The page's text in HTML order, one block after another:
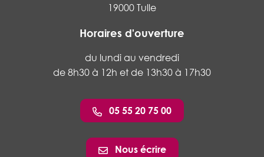
19000 Tulle
Horaires d'ouverture
du lundi au vendredi
de 8h30 à 12h et de 13h30 à 17h30
05 55 20 75 00
Nous écrire